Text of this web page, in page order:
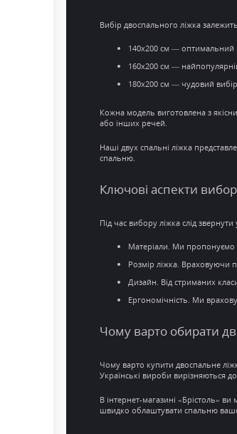
Вибір двоспального ліжка
140x200 см — оптимальний
160x200 см —
180x200 см — чудовий
Кожна модель виготовлена з
або інших речей.
Наші двух спальні ліжка
спальню.
Ключові аспекти
Під час вибору ліжка слід
Матеріали. Ми пропонуємо
Розмір ліжка. Враховуючи
Дизайн. Від стриманих
Ергономічність. Ми
Чому варто обирати
Чому варто купити двоспальне
Українські вироби вирізняються
В інтернет-магазині «Брістоль» ви
швидко облаштувати спальню